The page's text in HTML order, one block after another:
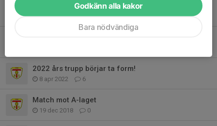
C-laget 2025
8 dec 2024 0
2022 års trupp börjar ta form!
8 apr 2022 6
Match mot A-laget
19 dec 2018 0
Godkänn alla kakor
Bara nödvändiga